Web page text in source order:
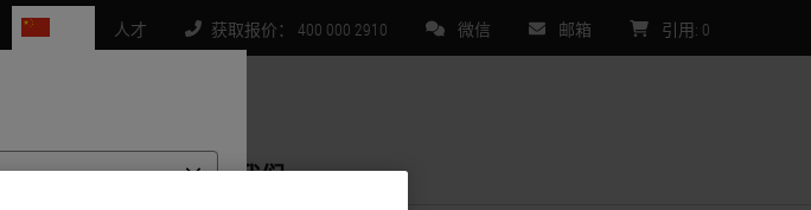
人才 获取报价： 400 000 2910 微信 邮箱 引用: 0
支持 联系我们